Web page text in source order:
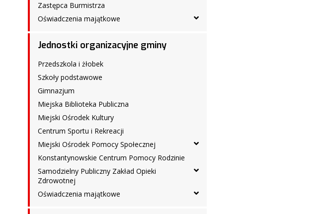
Zastępca Burmistrza
Oświadczenia majątkowe
Jednostki organizacyjne gminy
Przedszkola i żłobek
Szkoły podstawowe
Gimnazjum
Miejska Biblioteka Publiczna
Miejski Ośrodek Kultury
Centrum Sportu i Rekreacji
Miejski Ośrodek Pomocy Społecznej
Konstantynowskie Centrum Pomocy Rodzinie
Samodzielny Publiczny Zakład Opieki
Zdrowotnej
Oświadczenia majątkowe